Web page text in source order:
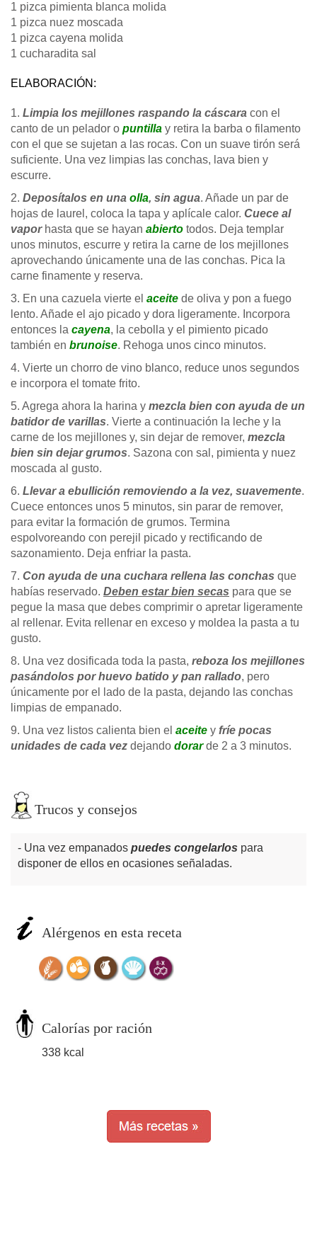
1 pizca pimienta blanca molida
1 pizca nuez moscada
1 pizca cayena molida
1 cucharadita sal
ELABORACIÓN:
1. Limpia los mejillones raspando la cáscara con el
canto de un pelador o puntilla y retira la barba o filamento
con el que se sujetan a las rocas. Con un suave tirón será
suficiente. Una vez limpias las conchas, lava bien y
escurre.
2. Deposítalos en una olla, sin agua. Añade un par de
hojas de laurel, coloca la tapa y aplícale calor. Cuece al
vaporhasta que se hayan abierto todos. Deja templar
unos minutos, escurre y retira la carne de los mejillones
aprovechando únicamente una de las conchas. Pica la
carne finamente y reserva.
3. En una cazuela vierte el aceite de oliva y pon a fuego
lento. Añade el ajo picado y dora ligeramente. Incorpora
entonces la cayena, la cebolla y el pimiento picado
también en brunoise. Rehoga unos cinco minutos.
4. Vierte un chorro de vino blanco, reduce unos segundos
e incorpora el tomate frito.
5. Agrega ahora la harina y mezcla bien con ayuda de un
batidor de varillas. Vierte a continuación la leche y la
carne de los mejillones y, sin dejar de remover, mezcla
bien sin dejar grumos. Sazona con sal, pimienta y nuez
moscada al gusto.
6. Llevar a ebullición removiendo a la vez, suavemente.
Cuece entonces unos 5 minutos, sin parar de remover,
para evitar la formación de grumos. Termina
espolvoreando con perejil picado y rectificando de
sazonamiento. Deja enfriar la pasta.
7. Con ayuda de una cuchara rellena las conchas que
habías reservado. Deben estar bien secas para que se
pegue la masa que debes comprimir o apretar ligeramente
al rellenar. Evita rellenar en exceso y moldea la pasta a tu
gusto.
8. Una vez dosificada toda la pasta, reboza los mejillones
pasándolos por huevo batido y pan rallado, pero
únicamente por el lado de la pasta, dejando las conchas
limpias de empanado.
9. Una vez listos calienta bien el aceite y fríe pocas
unidades de cada vez dejando dorarde 2 a 3 minutos.
Trucos y consejos
Una vez empanados puedes congelarlos para
disponer de ellos en ocasiones señaladas.
Alérgenos en esta receta
Calorías por ración
338 kcal